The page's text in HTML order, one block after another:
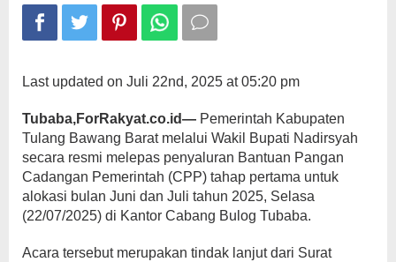
Last updated on Juli 22nd, 2025 at 05:20 pm
Tubaba,ForRakyat.co.id— Pemerintah Kabupaten
Tulang Bawang Barat melalui Wakil Bupati Nadirsyah
secara resmi melepas penyaluran Bantuan Pangan
Cadangan Pemerintah (CPP) tahap pertama untuk
alokasi bulan Juni dan Juli tahun 2025, Selasa
(22/07/2025) di Kantor Cabang Bulog Tubaba.
Acara tersebut merupakan tindak lanjut dari Surat